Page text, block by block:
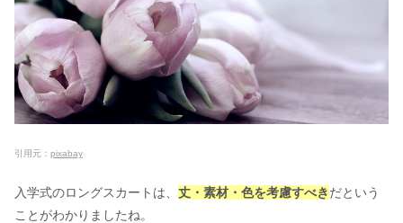
引用元： pixabay
入学式のロングスカートは、 丈・素材・色を考慮すべきだという
ことがわかりましたね。